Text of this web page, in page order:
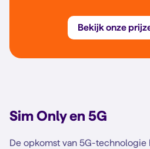
Bekijk onze
Sim Only en 5G
De opkomst van 5G-